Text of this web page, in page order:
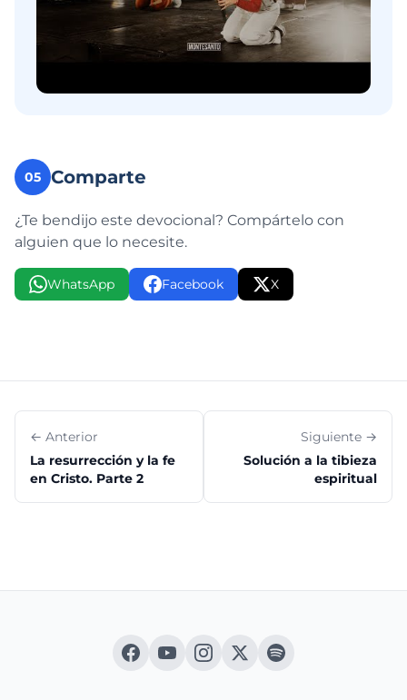
05 Comparte
¿Te bendijo este devocional? Compártelo con
alguien que lo necesite.
WhatsApp Facebook X
← Anterior
La resurrección y la fe
en Cristo. Parte 2
Siguiente →
Solución a la tibieza
espiritual